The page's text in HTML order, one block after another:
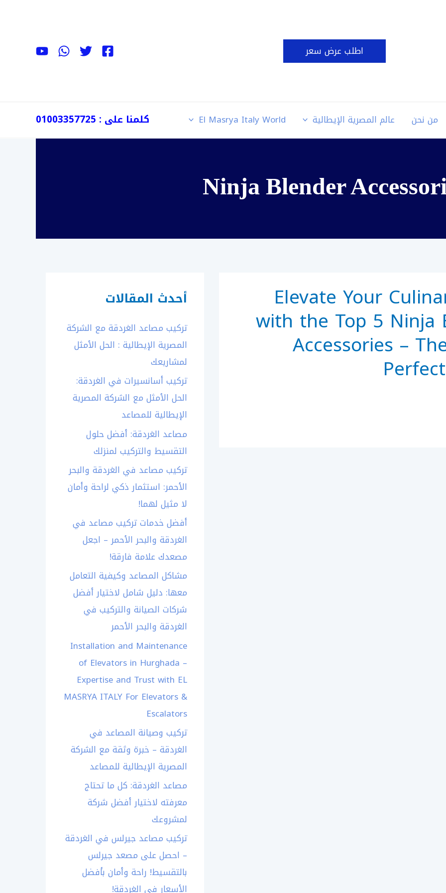
اطلب عرض سعر
من نحن عالم المصرية الإيطالية El Masrya Italy World كلمنا على : 01003357725
Ninja Blender
Elevate Your
with the Top 5 Ninja
Accessories –
أحدث المقالات
تركيب مصاعد الغردقة مع الشركة
المصرية الإيطالية : الحل الأمثل
لمشاريعك
تركيب أسانسيرات في الغردقة:
الحل الأمثل مع الشركة المصرية
الإيطالية للمصاعد
مصاعد الغردقة: أفضل حلول
التقسيط والتركيب لمنزلك
تركيب مصاعد في الغردقة والبحر
الأحمر: استثمار ذكي لراحة وأمان
لا مثيل لهما!
أفضل خدمات تركيب مصاعد في
الغردقة والبحر الأحمر – اجعل
مصعدك علامة فارقة!
مشاكل المصاعد وكيفية التعامل
معها: دليل شامل لاختيار أفضل
شركات الصيانة والتركيب في
الغردقة والبحر الأحمر
Installation and Maintenance
of Elevators in Hurghada –
Expertise and Trust with EL
MASRYA ITALY For Elevators &
Escalators
تركيب وصيانة المصاعد في
الغردقة – خبرة وثقة مع الشركة
المصرية الإيطالية للمصاعد
مصاعد الغردقة: كل ما تحتاج
معرفته لاختيار أفضل شركة
لمشروعك
تركيب مصاعد جيرلس في الغردقة
– احصل على مصعد جيرلس
بالتقسيط! راحة وأمان بأفضل
الأسعار في الغردقة!